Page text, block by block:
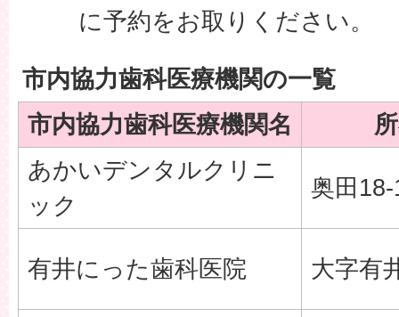
に予約をお取りください。
市内協力歯科医療機関の一覧
市内協力歯科医療機関名
あかいデンタルクリニ
ック
奥田18-
有井にった歯科医院 大字有